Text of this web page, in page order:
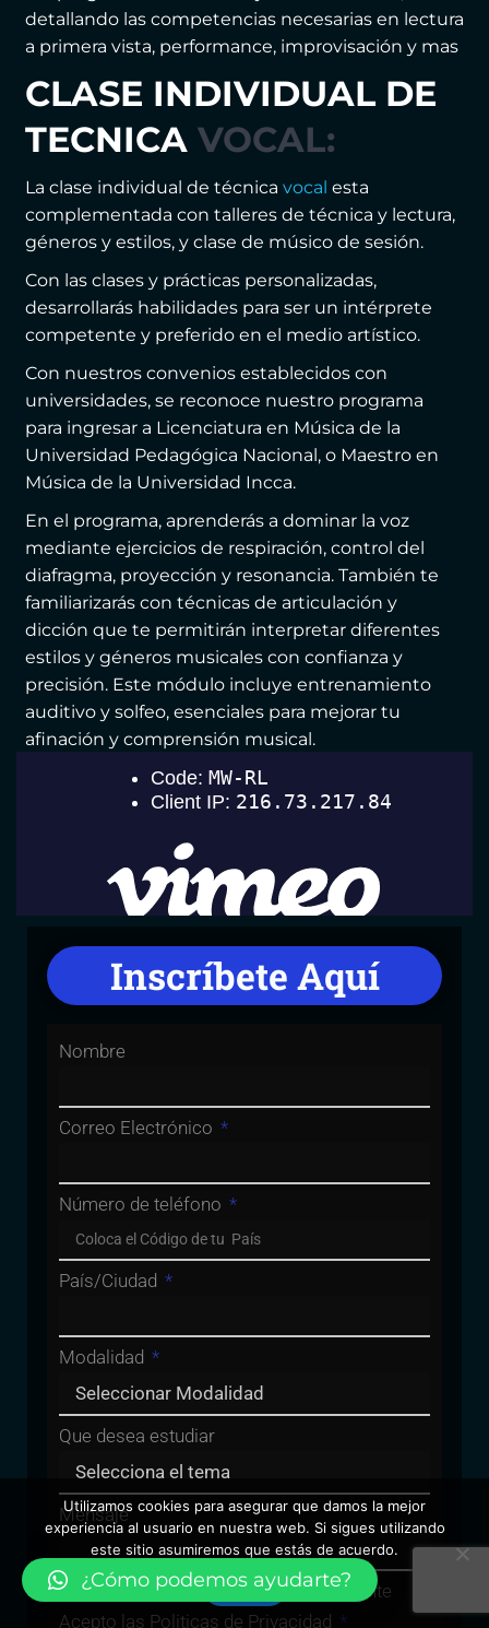
detallando las competencias necesarias en lectura
a primera vista, performance, improvisación y mas
CLASE INDIVIDUAL DE
TECNICA VOCAL:
La clase individual de técnica vocal esta
complementada con talleres de técnica y lectura,
géneros y estilos, y clase de músico de sesión.
Con las clases y prácticas personalizadas,
desarrollarás habilidades para ser un intérprete
competente y preferido en el medio artístico.
Con nuestros convenios establecidos con
universidades, se reconoce nuestro programa
para ingresar a Licenciatura en Música de la
Universidad Pedagógica Nacional, o Maestro en
Música de la Universidad Incca.
En el programa, aprenderás a dominar la voz
mediante ejercicios de respiración, control del
diafragma, proyección y resonancia. También te
familiarizarás con técnicas de articulación y
dicción que te permitirán interpretar diferentes
estilos y géneros musicales con confianza y
precisión. Este módulo incluye entrenamiento
auditivo y solfeo, esenciales para mejorar tu
afinación y comprensión musical.
Inscríbete Aquí
Nombre
Correo Electrónico
Número de teléfono
País/Ciudad
Modalidad
Que desea estudiar
Mensaje
Al enviar el Formulario Automáticamente
Acepto las Politicas de Privacidad
¿Cómo podemos ayudarte?
Utilizamos cookies para asegurar que damos la mejor
experiencia al usuario en nuestra web. Si sigues utilizando
este sitio asumiremos que estás de acuerdo.
Vale